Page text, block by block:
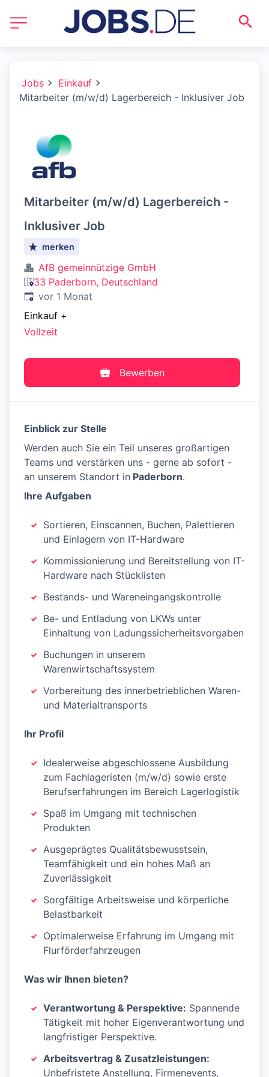
Jobs
Einkauf
Mitarbeiter (m/w/d) Lagerbereich - Inklusiver Job
Mitarbeiter (m/w/d) Lagerbereich -
Inklusiver Job
merken
AfB gemeinnützige GmbH
33 Paderborn, Deutschland
Veröffentlicht:
vor 1 Monat
Einkauf +
Vollzeit
Bewerben
Einblick zur Stelle
Werden auch Sie ein Teil unseres großartigen
Teams und verstärken uns - gerne ab sofort -
an unserem Standort in Paderborn.
Ihre Aufgaben
Sortieren, Einscannen, Buchen, Palettieren
und Einlagern von IT-Hardware
Kommissionierung und Bereitstellung von IT-
Hardware nach Stücklisten
Bestands- und Wareneingangskontrolle
Be- und Entladung von LKWs unter
Einhaltung von Ladungssicherheitsvorgaben
Buchungen in unserem
Warenwirtschaftssystem
Vorbereitung des innerbetrieblichen Waren-
und Materialtransports
Ihr Profil
Idealerweise abgeschlossene Ausbildung
zum Fachlageristen (m/w/d) sowie erste
Berufserfahrungen im Bereich Lagerlogistik
Spaß im Umgang mit technischen
Produkten
Ausgeprägtes Qualitätsbewusstsein,
Teamfähigkeit und ein hohes Maß an
Zuverlässigkeit
Sorgfältige Arbeitsweise und körperliche
Belastbarkeit
Optimalerweise Erfahrung im Umgang mit
Flurförderfahrzeugen
Was wir Ihnen bieten?
Verantwortung & Perspektive: Spannende
Tätigkeit mit hoher Eigenverantwortung und
langfristiger Perspektive.
Arbeitsvertrag & Zusatzleistungen:
Unbefristete Anstellung, Firmenevents,